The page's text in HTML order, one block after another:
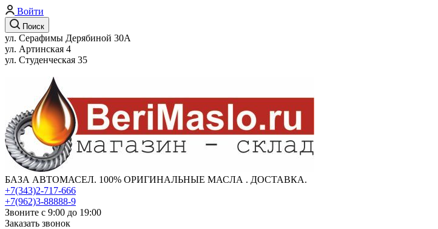
Войти
Поиск
ул. Серафимы Дерябиной 30А
ул. Артинская 4
ул. Студенческая 35
БАЗА АВТОМАСЕЛ. 100% ОРИГИНАЛЬНЫЕ МАСЛА . ДОСТАВКА.
+7(343)2-717-666
+7(962)3-88888-9
Звоните с 9:00 до 19:00
Заказать звонок